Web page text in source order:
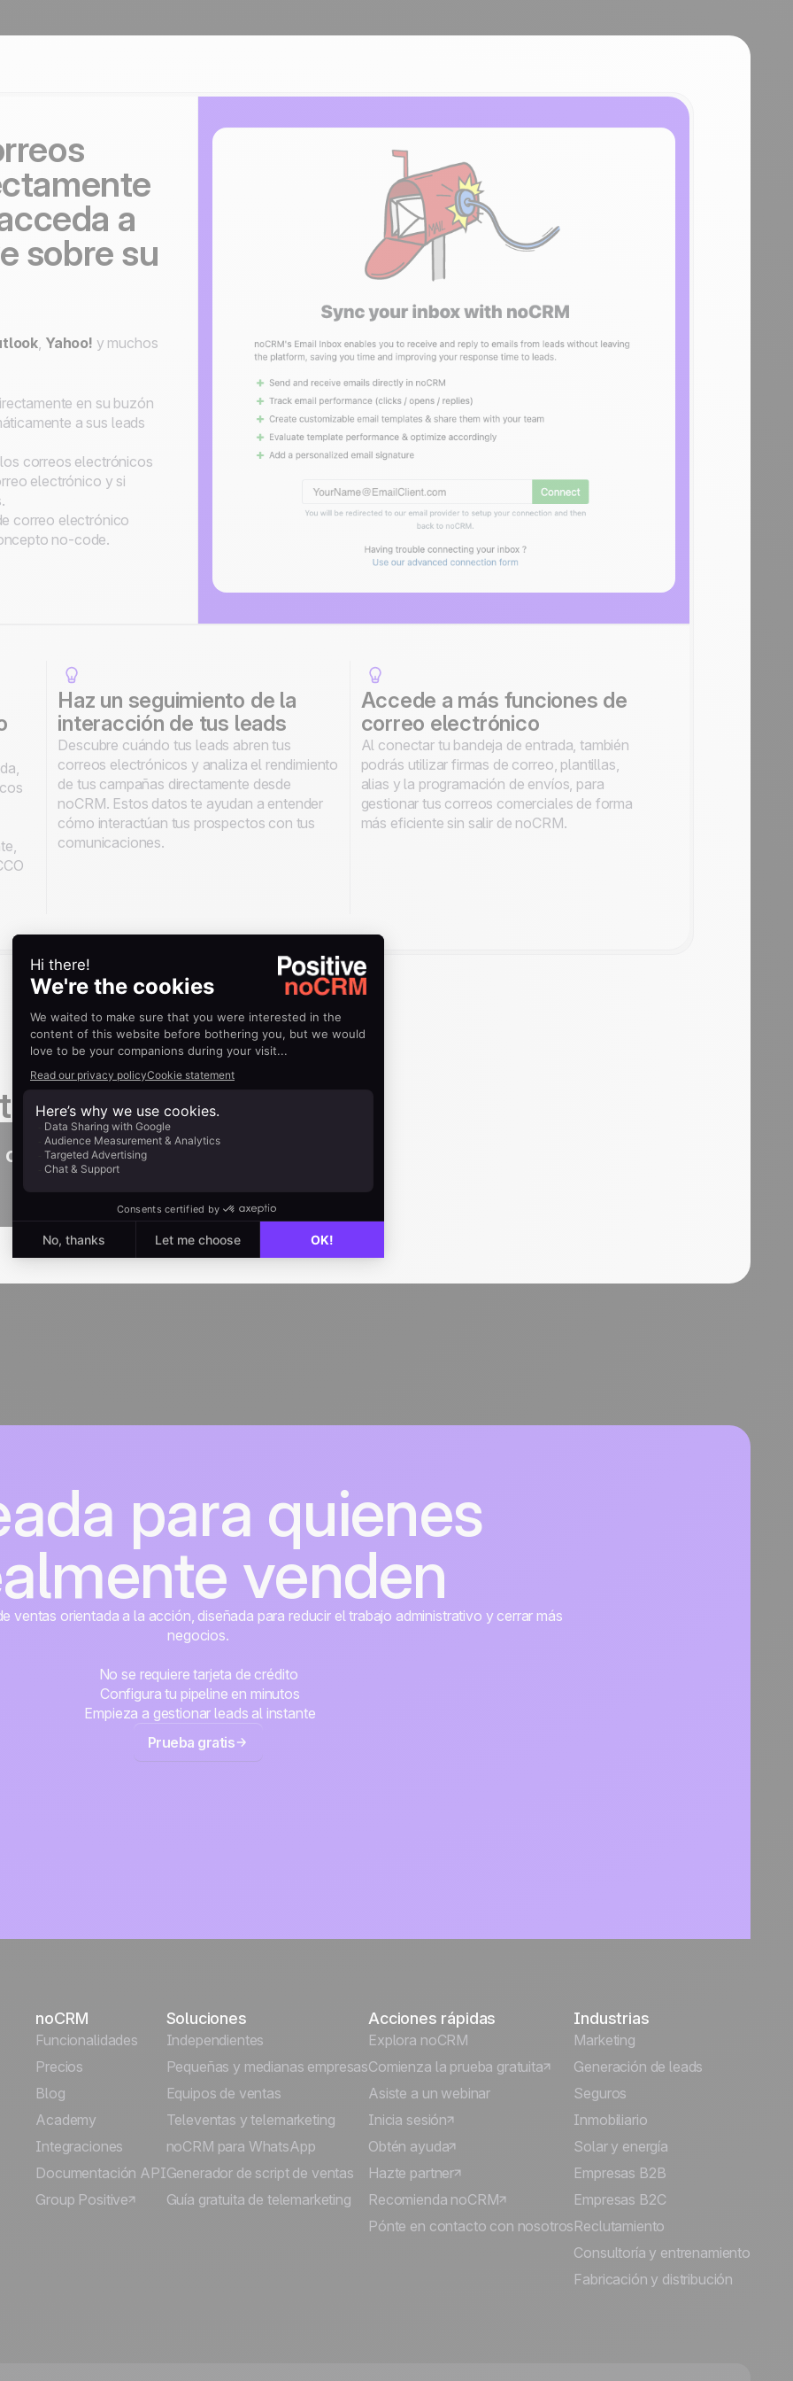
a
sobre su
, Yahoo! y muchos
en su buzón
a sus leads
correos electrónicos
electrónico y si
correo electrónico
no-code.
Haz un seguimiento de la
interacción de tus leads
Descubre cuándo tus leads abren tus
correos electrónicos y analiza el rendimiento
de tus campañas directamente desde
noCRM. Estos datos te ayudan a entender
cómo interactúan tus prospectos con tus
comunicaciones.
Accede a más funciones de
correo electrónico
Al conectar tu bandeja de entrada, también
podrás utilizar firmas de correo, plantillas,
alias y la programación de envíos, para
gestionar tus correos comerciales de forma
más eficiente sin salir de noCRM.
electrónico
para quienes
venden
ventas orientada a la acción, diseñada para reducir el trabajo administrativo y cerrar más
negocios.
No se requiere tarjeta de crédito
Configura tu pipeline en minutos
Empieza a gestionar leads al instante
Prueba gratis
noCRM
Funcionalidades
Precios
Blog
Academy
Integraciones
Documentación API
Group Positive
Soluciones
Independientes
Pequeñas y medianas empresas
Equipos de ventas
Televentas y telemarketing
noCRM para WhatsApp
Generador de script de ventas
Guía gratuita de telemarketing
Acciones rápidas
Explora noCRM
Comienza la prueba gratuita
Asiste a un webinar
Inicia sesión
Obtén ayuda
Hazte partner
Recomienda noCRM
Pónte en contacto con nosotros
Industrias
Marketing
Generación de leads
Seguros
Inmobiliario
Solar y energía
Empresas B2B
Empresas B2C
Reclutamiento
Consultoría y entrenamiento
Fabricación y distribución